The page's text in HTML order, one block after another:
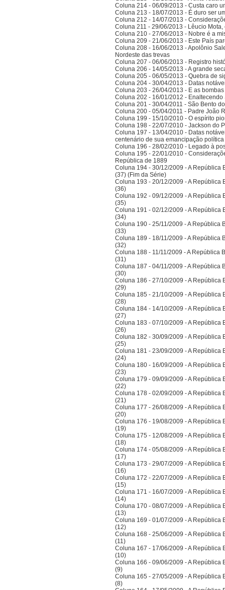
Coluna 214 - 06/09/2013 - Custa caro
Coluna 213 - 18/07/2013 - É duro ser
Coluna 212 - 14/07/2013 -
Coluna 211 - 29/06/2013 - Lêucio
Coluna 210 - 27/06/2013 - Nobre é a
Coluna 209 - 21/06/2013 - Este País
Coluna 208 - 16/06/2013 - Apolônio
Nordeste das trevas
Coluna 207 - 06/06/2013 - Registro
Coluna 206 - 14/05/2013 - A grande
Coluna 205 - 06/05/2013 - Quebra de
Coluna 204 - 30/04/2013 - Datas
Coluna 203 - 26/04/2013 - E as
Coluna 202 - 16/01/2012 -
Coluna 201 - 30/04/2011 - São Bento
Coluna 200 - 05/04/2011 - Padre João
Coluna 199 - 15/10/2010 - O espírito
Coluna 198 - 22/07/2010 - Jackson do
Coluna 197 - 13/04/2010 - Datas
centenário de sua emancipação
Coluna 196 - 28/02/2010 - Legado à
Coluna 195 - 22/01/2010 -
República de 1889
Coluna 194 - 30/12/2009 - A República
(37) (Fim da Série)
Coluna 193 - 20/12/2009 - A República
(36)
Coluna 192 - 09/12/2009 - A República
(35)
Coluna 191 - 02/12/2009 - A República
(34)
Coluna 190 - 25/11/2009 - A República
(33)
Coluna 189 - 18/11/2009 - A República
(32)
Coluna 188 - 11/11/2009 - A República
(31)
Coluna 187 - 04/11/2009 - A República
(30)
Coluna 186 - 27/10/2009 - A República
(29)
Coluna 185 - 21/10/2009 - A República
(28)
Coluna 184 - 14/10/2009 - A República
(27)
Coluna 183 - 07/10/2009 - A República
(26)
Coluna 182 - 30/09/2009 - A República
(25)
Coluna 181 - 23/09/2009 - A República
(24)
Coluna 180 - 16/09/2009 - A República
(23)
Coluna 179 - 09/09/2009 - A República
(22)
Coluna 178 - 02/09/2009 - A República
(21)
Coluna 177 - 26/08/2009 - A República
(20)
Coluna 176 - 19/08/2009 - A República
(19)
Coluna 175 - 12/08/2009 - A República
(18)
Coluna 174 - 05/08/2009 - A República
(17)
Coluna 173 - 29/07/2009 - A República
(16)
Coluna 172 - 22/07/2009 - A República
(15)
Coluna 171 - 16/07/2009 - A República
(14)
Coluna 170 - 08/07/2009 - A República
(13)
Coluna 169 - 01/07/2009 - A República
(12)
Coluna 168 - 25/06/2009 - A República
(11)
Coluna 167 - 17/06/2009 - A República
(10)
Coluna 166 - 09/06/2009 - A República
(9)
Coluna 165 - 27/05/2009 - A República
(8)